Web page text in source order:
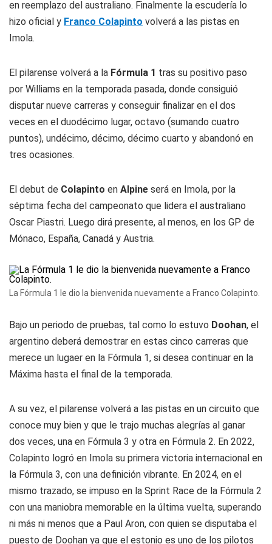
en reemplazo del australiano. Finalmente la escudería lo
hizo oficial y Franco Colapinto volverá a las pistas en
Imola.
El pilarense volverá a la Fórmula 1 tras su positivo paso
por Williams en la temporada pasada, donde consiguió
disputar nueve carreras y conseguir finalizar en el dos
veces en el duodécimo lugar, octavo (sumando cuatro
puntos), undécimo, décimo, décimo cuarto y abandonó en
tres ocasiones.
El debut de Colapinto en Alpine será en Imola, por la
séptima fecha del campeonato que lidera el australiano
Oscar Piastri. Luego dirá presente, al menos, en los GP de
Mónaco, España, Canadá y Austria.
La Fórmula 1 le dio la bienvenida nuevamente a Franco Colapinto.
Bajo un periodo de pruebas, tal como lo estuvo Doohan, el
argentino deberá demostrar en estas cinco carreras que
merece un lugaer en la Fórmula 1, si desea continuar en la
Máxima hasta el final de la temporada.
A su vez, el pilarense volverá a las pistas en un circuito que
conoce muy bien y que le trajo muchas alegrías al ganar
dos veces, una en Fórmula 3 y otra en Fórmula 2. En 2022,
Colapinto logró en Imola su primera victoria internacional en
la Fórmula 3, con una definición vibrante. En 2024, en el
mismo trazado, se impuso en la Sprint Race de la Fórmula 2
con una maniobra memorable en la última vuelta, superando
ni más ni menos que a Paul Aron, con quien se disputaba el
puesto de Doohan ya que el estonio es uno de los pilotos